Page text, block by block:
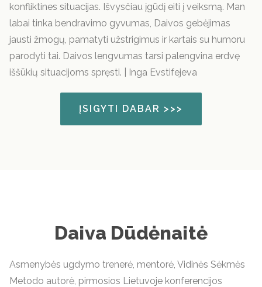
konfliktines situacijas. Išvysčiau įgūdį eiti į veiksmą. Man
labai tinka bendravimo gyvumas, Daivos gebėjimas
jausti žmogų, pamatyti užstrigimus ir kartais su humoru
parodyti tai. Daivos lengvumas tarsi palengvina erdvę
iššūkių situacijoms spręsti. |
Inga Evstifejeva
ĮSIGYTI DABAR >>>
Daiva Dūdėnaitė
Asmenybės ugdymo trenerė, mentorė, Vidinės Sėkmės
Metodo autorė, pirmosios Lietuvoje konferencijos